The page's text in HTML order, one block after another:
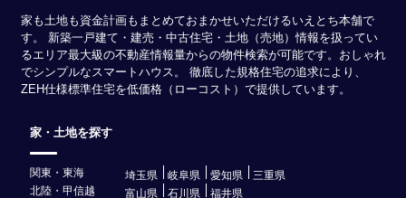
家も土地も資金計画もまとめておまかせいただけるいえとち本舗で
す。 新築一戸建て・建売・中古住宅・土地（売地）情報を扱ってい
るエリア最大級の不動産情報量からの物件検索が可能です。おしゃれ
でシンプルなスマートハウス。 徹底した規格住宅の追求により、
ZEH仕様標準住宅を低価格（ローコスト）で提供しています。
家・土地を探す
関東・東海 埼玉県 岐阜県 愛知県
三重県
北陸・甲信越
富山県 石川県 福井県